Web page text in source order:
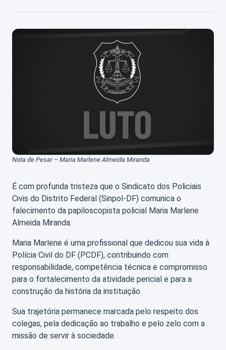
Nota de Pesar – Maria Marlene Almeida Miranda
É com profunda tristeza que o Sindicato dos Policiais
Civis do Distrito Federal (Sinpol-DF) comunica o
falecimento da papiloscopista policial Maria Marlene
Almeida Miranda.
Maria Marlene é uma profissional que dedicou sua vida à
Polícia Civil do DF (PCDF), contribuindo com
responsabilidade, competência técnica e compromisso
para o fortalecimento da atividade pericial e para a
construção da história da instituição.
Sua trajetória permanece marcada pelo respeito dos
colegas, pela dedicação ao trabalho e pelo zelo com a
missão de servir à sociedade.